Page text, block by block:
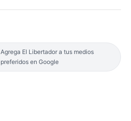
Agrega El Libertador a tus medios
preferidos en Google